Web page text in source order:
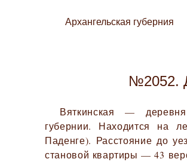
Архангельская губерния
№2052.
Вяткинская —
губернии. Находится на
Паденге). Расстояние до
становой квартиры — 43